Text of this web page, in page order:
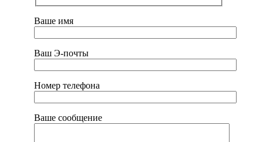
Ваше имя
Ваш Э-почты
Номер телефона
Ваше сообщение